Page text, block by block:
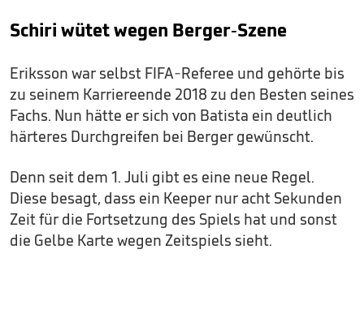
Schiri wütet wegen Berger-Szene
Eriksson war selbst FIFA-Referee und gehörte bis
zu seinem Karriereende 2018 zu den Besten seines
Fachs. Nun hätte er sich von Batista ein deutlich
härteres Durchgreifen bei Berger gewünscht.
Denn seit dem 1. Juli gibt es eine neue Regel.
Diese besagt, dass ein Keeper nur acht Sekunden
Zeit für die Fortsetzung des Spiels hat und sonst
die Gelbe Karte wegen Zeitspiels sieht.